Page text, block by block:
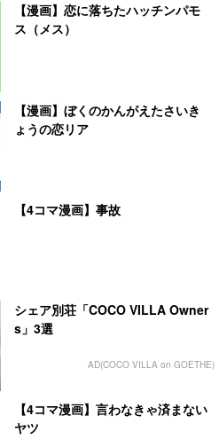
【漫画】恋に落ちたハッチンパモ
ス（メス）
【漫画】ぼくのかんがえたさいき
ょうの恋リア
【4コマ漫画】事故
シェア別荘「COCO VILLA Owner
s」3選
AD(COCO VILLA on GOETHE)
【4コマ漫画】言わなきゃ済まない
ヤツ